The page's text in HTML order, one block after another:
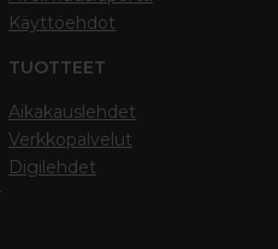
Käyttöehdot
TUOTTEET
Aikakauslehdet
Verkkopalvelut
Digilehdet